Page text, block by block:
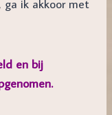
ik akkoor met
en bij